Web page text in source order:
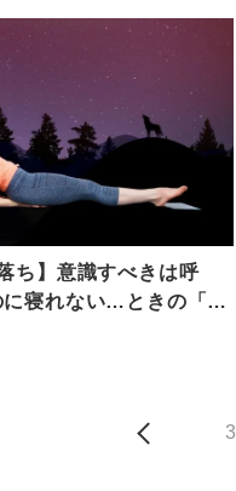
ち】意識すべきは呼
に寝れない…ときの「寝
3